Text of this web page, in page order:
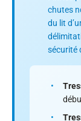
chutes
du lit
sécurité
•
•